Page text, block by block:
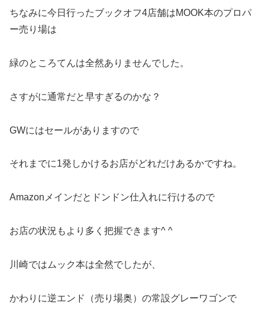
ちなみに今日行ったブックオフ4店舗はMOOK本のプロパ
ー売り場は
緑のところてんは全然ありませんでした。
さすがに通常だと早すぎるのかな？
GWにはセールがありますので
それまでに1発しかけるお店がどれだけあるかですね。
Amazonメインだとドンドン仕入れに行けるので
お店の状況もより多く把握できます^ ^
川崎ではムック本は全然でしたが、
かわりに逆エンド（売り場奥）の常設グレーワゴンで